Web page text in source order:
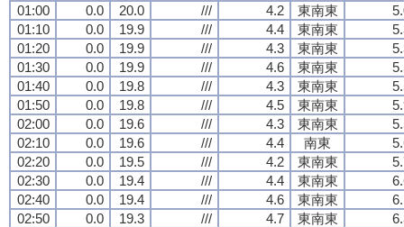
01:00
0.0 20.0 /// 4.2 東南東
01:10
0.0 19.9 /// 4.4 東南東
01:20
0.0 19.9 /// 4.3 東南東
01:30
0.0 19.9 /// 4.6 東南東
01:40
0.0 19.8 /// 4.3 東南東
01:50
0.0 19.8 /// 4.5 東南東
02:00
0.0 19.6 /// 4.3 東南東
02:10
0.0 19.6 /// 4.4 南東
02:20
0.0 19.5 /// 4.2 東南東
02:30
0.0 19.4 /// 4.4 東南東
02:40
0.0 19.4 /// 4.6 東南東
02:50
0.0 19.3 /// 4.7 東南東